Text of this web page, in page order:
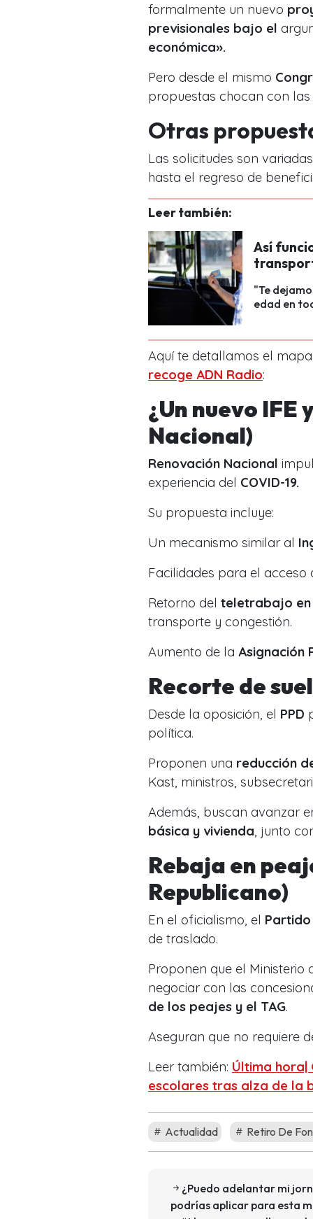
formalmente un nuevo
previsionales bajo el
económica».
Pero desde el mismo
propuestas chocan con las
Otras
Las solicitudes son
hasta el regreso de
Leer también:
Así
"Te
edad en
Aquí te detallamos el
recoge ADN Radio:
¿Un nuevo
Nacional)
Renovación Nacional
experiencia del COVID-19.
Su propuesta incluye:
Un mecanismo similar al
Facilidades para el
Retorno del teletrabajo
transporte y congestión.
Aumento de la Asignación
Recorte de
Desde la oposición, el PPD
política.
Proponen una reducción
Kast, ministros,
Además, buscan avanzar
básica y vivienda , junto
Rebaja en
Republicano)
En el oficialismo, el
de traslado.
Proponen que el Ministerio
negociar con las
de los peajes y el TAG.
Aseguran que no requiere
Leer también: Última hora|
escolares tras alza de la
Actualidad Retiro De
¿Puedo adelantar mi
podrías aplicar para esta